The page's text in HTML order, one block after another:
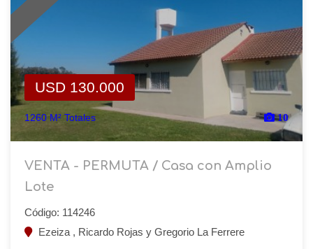
USD 130.000
1260 M² Totales 10
VENTA - PERMUTA / Casa con Amplio
Lote
Código: 114246
Ezeiza , Ricardo Rojas y Gregorio La Ferrere